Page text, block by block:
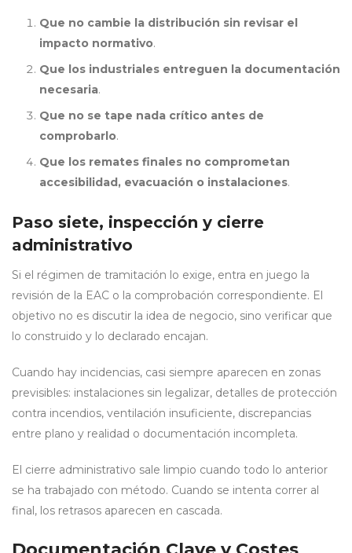
Que no cambie la distribución sin revisar el
impacto normativo.
Que los industriales entreguen la documentación
necesaria.
Que no se tape nada crítico antes de
comprobarlo.
Que los remates finales no comprometan
accesibilidad, evacuación o instalaciones.
Paso siete, inspección y cierre
administrativo
Si el régimen de tramitación lo exige, entra en juego la
revisión de la EAC o la comprobación correspondiente. El
objetivo no es discutir la idea de negocio, sino verificar que
lo construido y lo declarado encajan.
Cuando hay incidencias, casi siempre aparecen en zonas
previsibles: instalaciones sin legalizar, detalles de protección
contra incendios, ventilación insuficiente, discrepancias
entre plano y realidad o documentación incompleta.
El cierre administrativo sale limpio cuando todo lo anterior
se ha trabajado con método. Cuando se intenta correr al
final, los retrasos aparecen en cascada.